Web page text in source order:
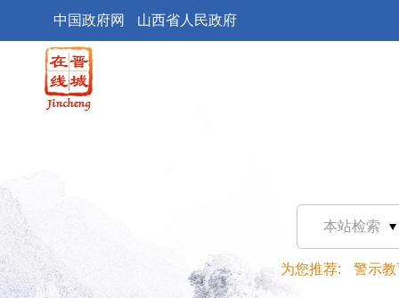
中国政府网 山西省人民政府
本站检索
为您推荐: 警示教